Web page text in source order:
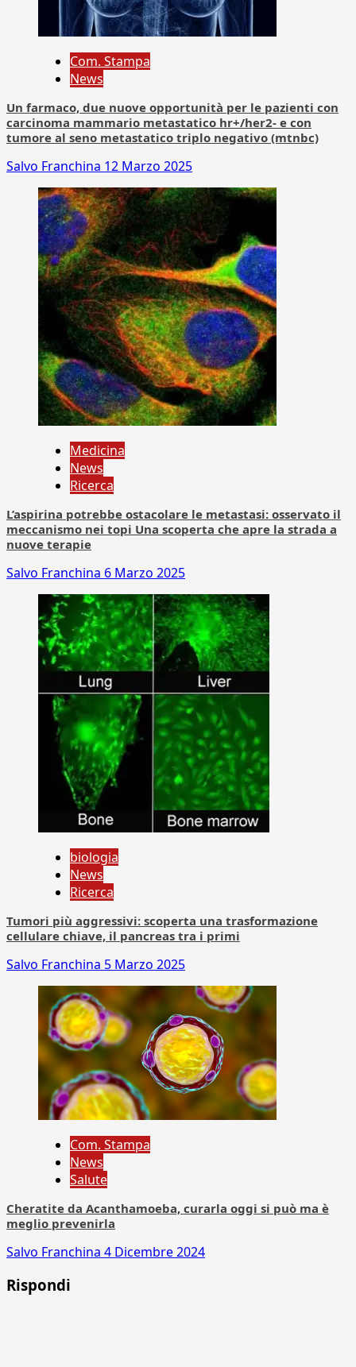
Com. Stampa
News
Un farmaco, due nuove opportunità per le pazienti con
carcinoma mammario metastatico hr+/her2- e con
tumore al seno metastatico triplo negativo (mtnbc)
Salvo Franchina 12 Marzo 2025
Medicina
News
Ricerca
L’aspirina potrebbe ostacolare le metastasi: osservato il
meccanismo nei topi Una scoperta che apre la strada a
nuove terapie
Salvo Franchina 6 Marzo 2025
biologia
News
Ricerca
Tumori più aggressivi: scoperta una trasformazione
cellulare chiave, il pancreas tra i primi
Salvo Franchina 5 Marzo 2025
Com. Stampa
News
Salute
Cheratite da Acanthamoeba, curarla oggi si può ma è
meglio prevenirla
Salvo Franchina 4 Dicembre 2024
Rispondi